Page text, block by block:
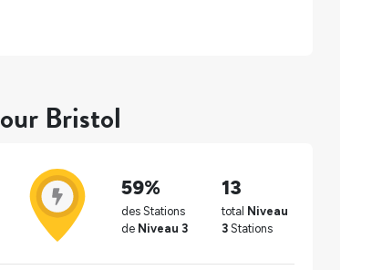
Bristol
59%
des Stations
de Niveau 3
13
total Niveau
3 Stations